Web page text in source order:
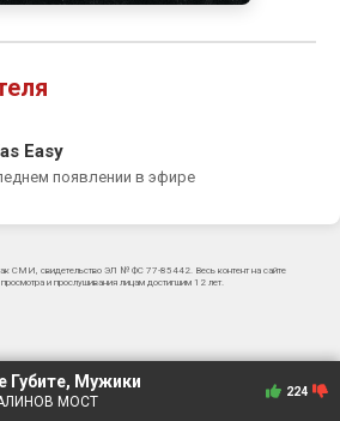
Easy
появлении в эфире
СМИ, свидетельство ЭЛ № ФС 77-85442. Весь контент на сайте
и прослушивания лицам достигшим 12 лет.
Губите, Мужики
МОСТ
224